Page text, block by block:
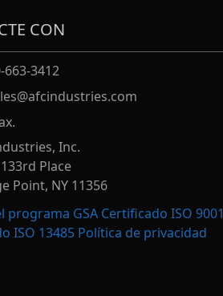
CON
663-3412
contact/#:~:text=Fax
Inc.
Place
Point, NY 11356
programa GSA Certificado ISO 9001
ISO 13485 Política de privacidad